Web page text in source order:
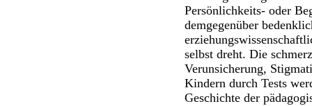
Persönlichkeits- oder
demgegenüber
selbst dreht. Die
Verunsicherung,
Kindern durch Tests
Geschichte der